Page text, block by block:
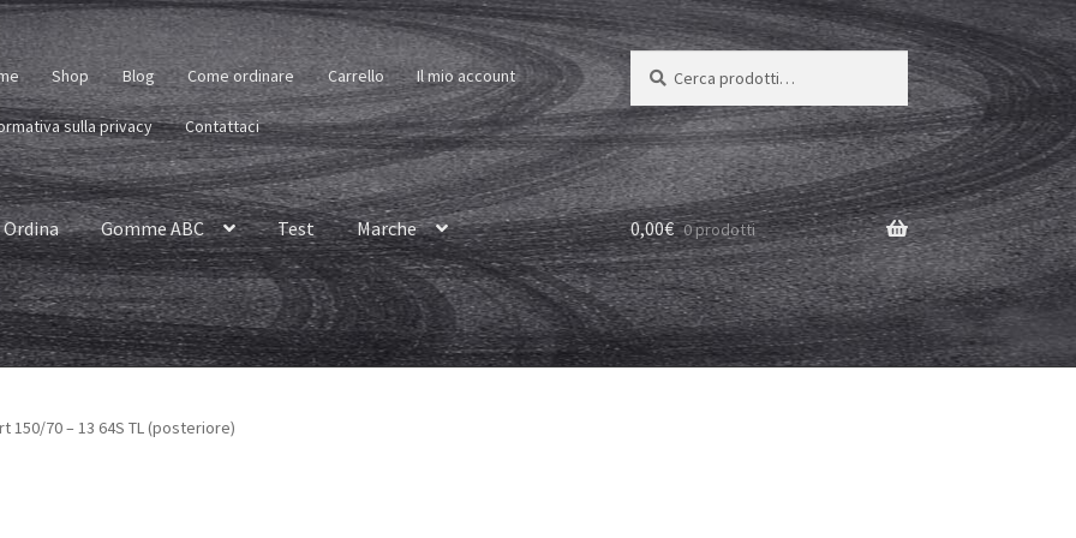
Shop Blog Come ordinare Carrello Il mio account
sulla privacy Contattaci
Cerca:
Cerca
Ordina Gomme ABC Test Marche 0,00€ 0 prodotti
150/70 – 13 64S TL (posteriore)